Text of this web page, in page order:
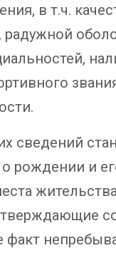
в т.ч.
сведений
рождении и